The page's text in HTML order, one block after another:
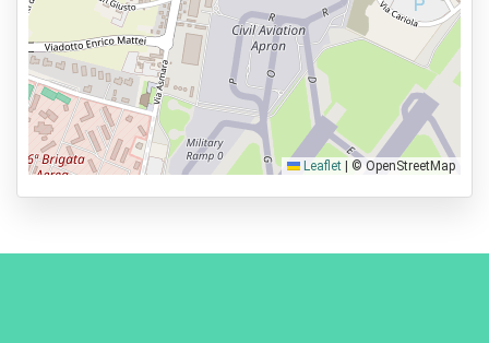
Leaflet © OpenStreetMap